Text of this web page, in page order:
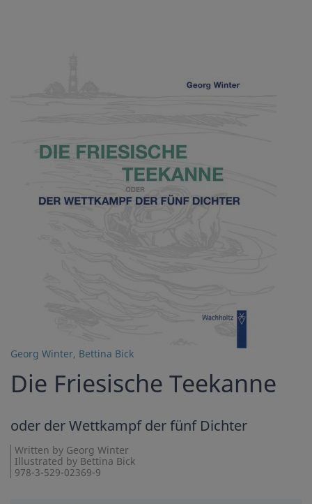
Georg Winter, Bettina Bick
Die Friesische Teekanne
oder der Wettkampf der fünf Dichter
Written by Georg Winter
Illustrated by Bettina Bick
978-3-529-02369-9